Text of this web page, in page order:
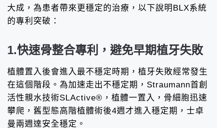
大成，為患者帶來更穩定的治療，以下說明BLX系統
的專利突破：
1.快速骨整合專利，避免早期植牙失敗
植體置入後會進入最不穩定時期，植牙失敗經常發生
在這個階段。為加速走出不穩定期，Straumann首創
活性親水技術SLActive®，植體一置入，骨細胞迅速
攀爬，舊型態高階植體術後4週才進入穩定期，士卓
曼兩週達安全穩定。